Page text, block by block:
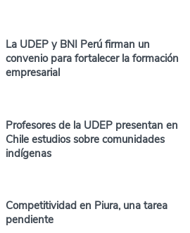
La UDEP y BNI Perú firman un
convenio para fortalecer la formación
empresarial
Profesores de la UDEP presentan en
Chile estudios sobre comunidades
indígenas
Competitividad en Piura, una tarea
pendiente